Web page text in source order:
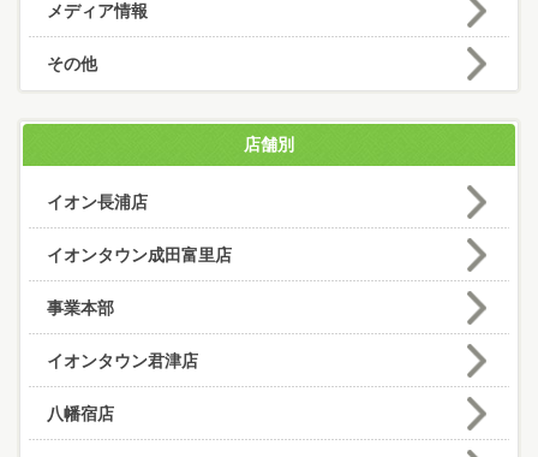
メディア情報
その他
店舗別
イオン長浦店
イオンタウン成田富里店
事業本部
イオンタウン君津店
八幡宿店